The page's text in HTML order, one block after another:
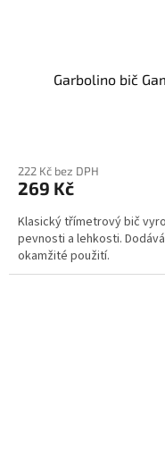
Garbolino bič
222 Kč bez DPH
269 Kč
Klasický třímetrový bič
pevnosti a lehkosti.
okamžité použití.